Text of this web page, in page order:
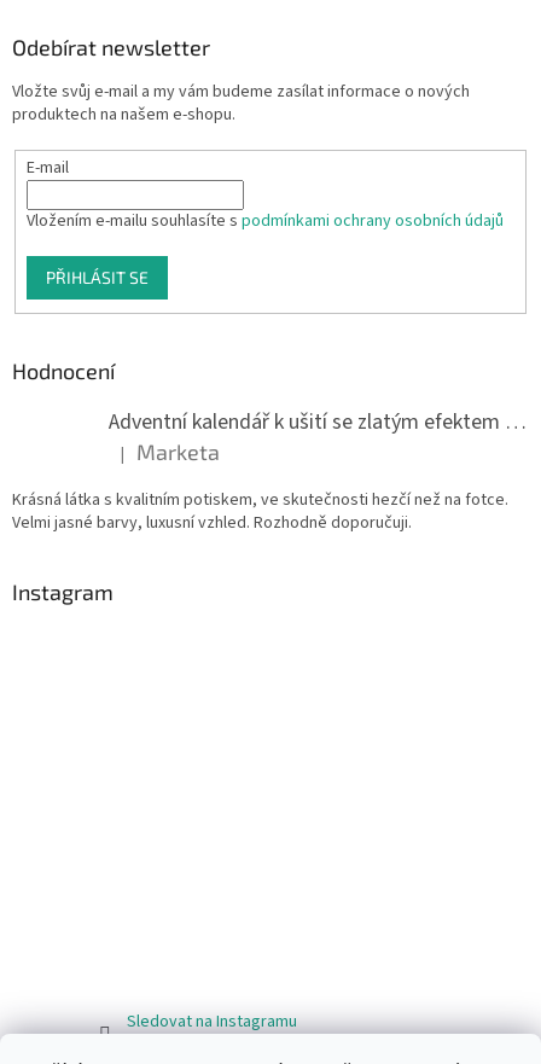
Odebírat newsletter
Vložte svůj e-mail a my vám budeme zasílat informace o nových
produktech na našem e-shopu.
E-mail
Vložením e-mailu souhlasíte s podmínkami ochrany osobních údajů
PŘIHLÁSIT SE
Hodnocení
Adventní kalendář k ušití se zlatým efektem 042Q
Hodnocení produktu je 5 z 5 hvězdiček.
| Marketa
Krásná látka s kvalitním potiskem, ve skutečnosti hezčí než na fotce.
Velmi jasné barvy, luxusní vzhled. Rozhodně doporučuji.
Instagram
Sledovat na Instagramu